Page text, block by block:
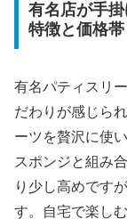
有名店が手
特徴と価格帯
有名パティスリ
だわりが感じら
ーツを贅沢に使
スポンジと組み
り少し高めです
す。自宅で楽し